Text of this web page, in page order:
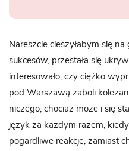
Nareszcie cieszyłabym się
sukcesów, przestała się
interesowało, czy ciężko
pod Warszawą zaboli
niczego, chociaż może i się
język za każdym razem,
pogardliwe reakcje, zamiast